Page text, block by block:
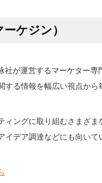
ケジン）
が運営するマーケター専
る情報を幅広い視点から
ィングに取り組むさまざ
デア調達などにも向いて